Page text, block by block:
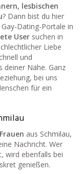
lesbischen
? Dann bist du hier
Dating-Portale in
User suchen in
Liebe
und
deiner Nähe. Ganz
bei uns
für ein
aus Schmilau,
Nachricht. Wer
wird ebenfalls bei
genießen.